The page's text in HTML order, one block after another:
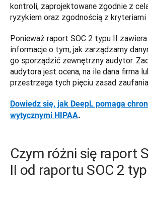
kontroli, zaprojektowane zgodnie z
ryzykiem oraz zgodnością z kryteriami
Ponieważ raport SOC 2 typu II
informacje o tym, jak zarządzamy
go sporządzić zewnętrzny audytor.
audytora jest ocena, na ile dana firma
przestrzega tych pięciu zasad
Dowiedz się, jak DeepL pomaga
wytycznymi HIPAA.
Czym różni się raport
II od raportu SOC 2